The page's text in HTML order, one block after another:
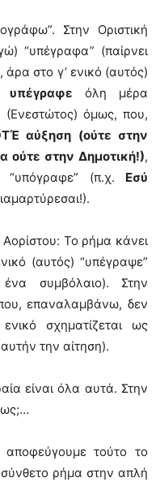
Στην Οριστική
“υπέγραφα” (παίρνει
στο γ’ ενικό (αυτός)
υπέγραφε όλη μέρα
(Ενεστώτος) όμως, που,
αύξηση (ούτε στην
ούτε στην Δημοτική!),
“υπόγραφε” (π.χ. Εσύ
Το ρήμα κάνει
(αυτός) “υπέγραψε”
ένα συμβόλαιο). Στην
επαναλαμβάνω, δεν
σχηματίζεται ως
αυτήν την αίτηση).
είναι όλα αυτά. Στην
τούτο το
ρήμα στην απλή